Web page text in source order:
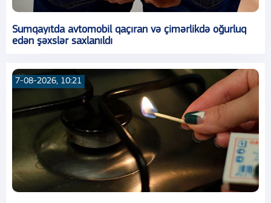
Sumqayıtda avtomobil qaçıran və çimərlikdə oğurluq
edən şəxslər saxlanıldı
7-08-2026, 10:21